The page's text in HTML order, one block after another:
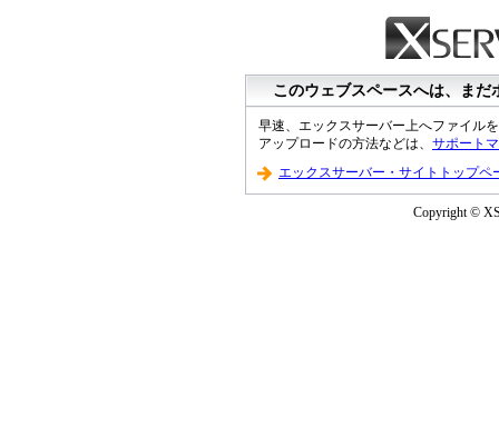
このウェブスペースへは、ま
早速、エックスサーバー上へファイル
アップロードの方法などは、 サポート
エックスサーバー・サイトトップペ
Copyright ©